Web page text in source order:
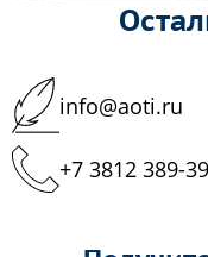
info@aoti.ru
+7 3812 389-